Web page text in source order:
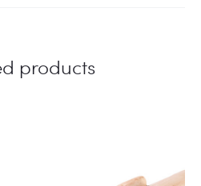
products